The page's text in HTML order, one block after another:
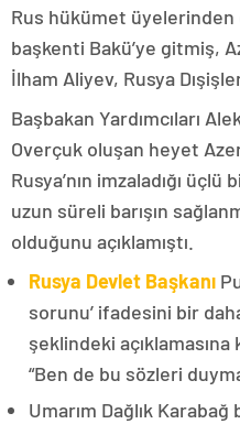
Rus hükümet üyelerinden
başkenti Bakü’ye gitmiş,
İlham Aliyev, Rusya
Başbakan Yardımcıları
Overçuk oluşan heyet
Rusya’nın imzaladığı
uzun süreli barışın
olduğunu açıklamıştı.
Rusya Devlet Başkanı
sorunu’ ifadesini bir
şeklindeki açıklamasına
“Ben de bu sözleri
Umarım Dağlık